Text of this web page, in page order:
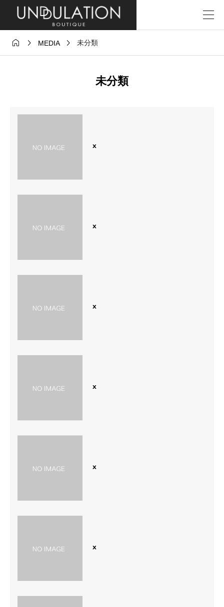
  MEDIA  未分類
未分類
x
x
x
x
x
x